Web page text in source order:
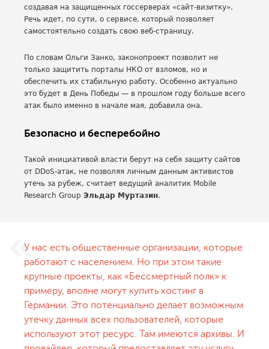
создавая на защищенных госсерверах «сайт-визитку».
Речь идет, по сути, о сервисе, который позволяет
самостоятельно создать свою веб-страницу.
По словам Ольги Занко, законопроект позволит не
только защитить порталы НКО от взломов, но и
обеспечить их стабильную работу. Особенно актуально
это будет в День Победы — в прошлом году больше всего
атак было именно в начале мая, добавила она.
Безопасно и бесперебойно
Такой инициативой власти берут на себя защиту сайтов
от DDoS-атак, не позволяя личным данным активистов
утечь за рубеж, считает ведущий аналитик Mobile
Research Group Эльдар Муртазин.
У нас есть общественные организации, которые
работают с населением. Но при этом такие
крупные проекты, как «Бессмертный полк» к
примеру, вполне могут купить хостинг в
Германии. Это потенциально делает возможным
утечку данных всех пользователей, которые
используют этот ресурс. Там имеются архивы. И